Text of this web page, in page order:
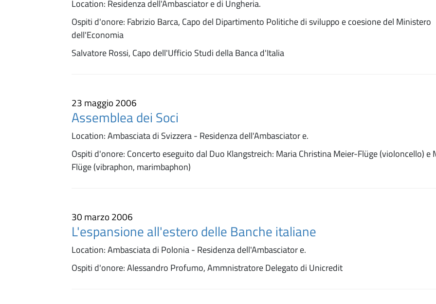
Location: Residenza dell'Ambasciator e di Ungheria.
Ospiti d'onore: Fabrizio Barca, Capo del Dipartimento Politiche di sviluppo e coesione del Ministero
dell'Economia
Salvatore Rossi, Capo dell'Ufficio Studi della Banca d'Italia
23 maggio 2006
Assemblea dei Soci
Location: Ambasciata di Svizzera - Residenza dell'Ambasciator e.
Ospiti d'onore: Concerto eseguito dal Duo Klangstreich: Maria Christina Meier-Flüge (violoncello) e
Flüge (vibraphon, marimbaphon)
30 marzo 2006
L'espansione all'estero delle Banche italiane
Location: Ambasciata di Polonia - Residenza dell'Ambasciator e.
Ospiti d'onore: Alessandro Profumo, Ammnistratore Delegato di Unicredit